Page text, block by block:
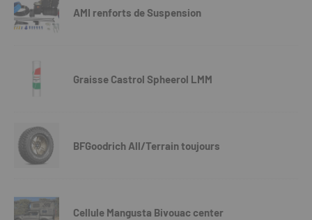
AMI renforts de Suspension
Graisse Castrol Spheerol LMM
BFGoodrich All/Terrain toujours
Cellule Mangusta Bivouac center